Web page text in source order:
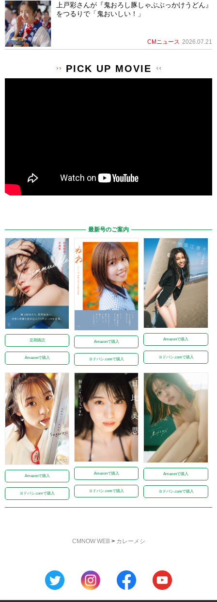
上戸彩さんが『鬼おろし豚しゃぶぶっかけうどん』
をつるりで「鬼おいしい！」
CMニュース 2026.07.21
PICK UP MOVIE
最新号のご案内
定期購読
Amazonで購入
Amazonで購入
ヨドバシ.comで購入
Amazonで購入
ヨドバシ.comで購入
Amazonで購入
ヨドバシ.comで購入
Amazonで購入
ヨドバシ.comで購入
Amazonで購入
ヨドバシ.comで購入
CMNOW WEB> カレーメシ